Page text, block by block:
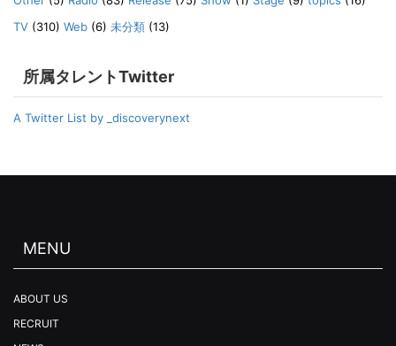
TV (310) Web (6) 未分類 (13)
所属タレントTwitter
A Twitter List by _discoverynext
MENU
ABOUT US
RECRUIT